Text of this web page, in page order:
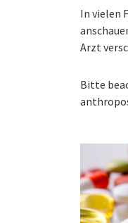
In vielen
Arzt
Bitte